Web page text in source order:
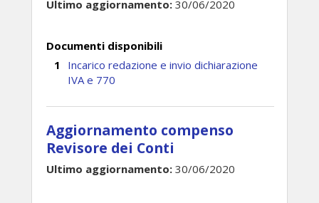
Ultimo aggiornamento: 30/06/2020
Documenti disponibili
Incarico redazione e invio dichiarazione
IVA e 770
Aggiornamento compenso
Revisore dei Conti
Ultimo aggiornamento: 30/06/2020